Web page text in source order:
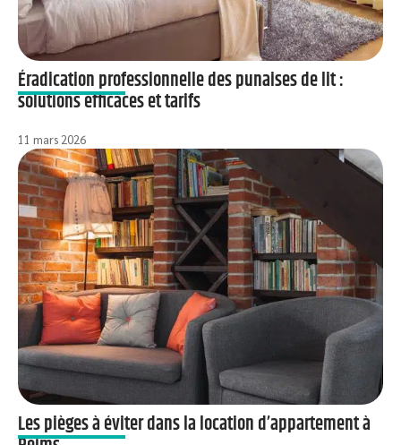
Éradication professionnelle des punaises de lit :
solutions efficaces et tarifs
11 mars 2026
Les pièges à éviter dans la location d’appartement à